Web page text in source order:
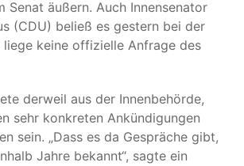
Senat äußern. Auch Innensenator
(CDU) beließ es gestern bei der
liege keine offizielle Anfrage des
derweil aus der Innenbehörde,
sehr konkreten Ankündigungen
sein. „Dass es da Gespräche gibt,
Jahre bekannt“, sagte ein